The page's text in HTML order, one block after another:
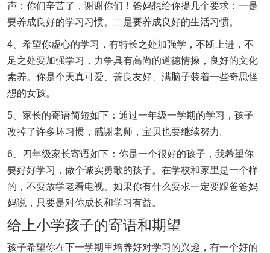
声：你们辛苦了，谢谢你们！爸妈想给你提几个要求：一是
要养成良好的学习习惯。二是要养成良好的生活习惯。
4、希望你虚心的学习，有特长之处加强学，不断上进，不
足之处要加强学习，力争具有高尚的道德情操，良好的文化
素养。你是个天真可爱、善良友好、满脑子装着一些奇思怪
想的女孩。
5、家长的寄语简短如下：通过一年级一学期的学习，孩子
改掉了许多坏习惯，感谢老师，宝贝也要继续努力。
6、四年级家长寄语如下：你是一个很好的孩子，我希望你
要好好学习，做个诚实勇敢的孩子。在学校和家里是一个样
的，不要放学老看电视。如果你有什么要求一定要跟爸爸妈
妈说，只要是对你成长和学习有益。
给上小学孩子的寄语和期望
孩子希望你在下一学期里培养好对学习的兴趣，有一个好的